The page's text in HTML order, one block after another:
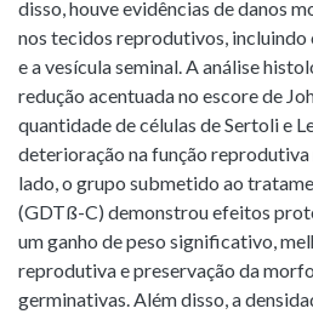
disso, houve evidências de danos
nos tecidos reprodutivos,
e a vesícula seminal. A análise
redução acentuada no escore de
quantidade de células de Sertoli e
deterioração na função
lado, o grupo submetido ao
(GDTß-C) demonstrou efeitos
um ganho de peso significativo,
reprodutiva e preservação da
germinativas. Além disso, a